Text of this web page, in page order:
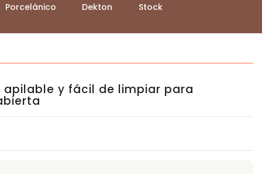
Porcelánico Dekton
Stock
apilable y fácil de limpiar para